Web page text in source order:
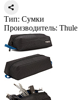
Тип: Сумки
Производитель: Thule